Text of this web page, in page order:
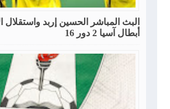
البث المباشر الحسين إربد واستقلال
أبطال آسيا 2 دور 16